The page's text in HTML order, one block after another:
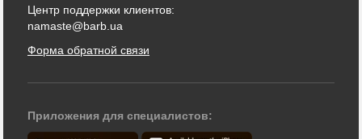
Центр поддержки клиентов:
namaste@barb.ua
Форма обратной связи
Приложения для специалистов: